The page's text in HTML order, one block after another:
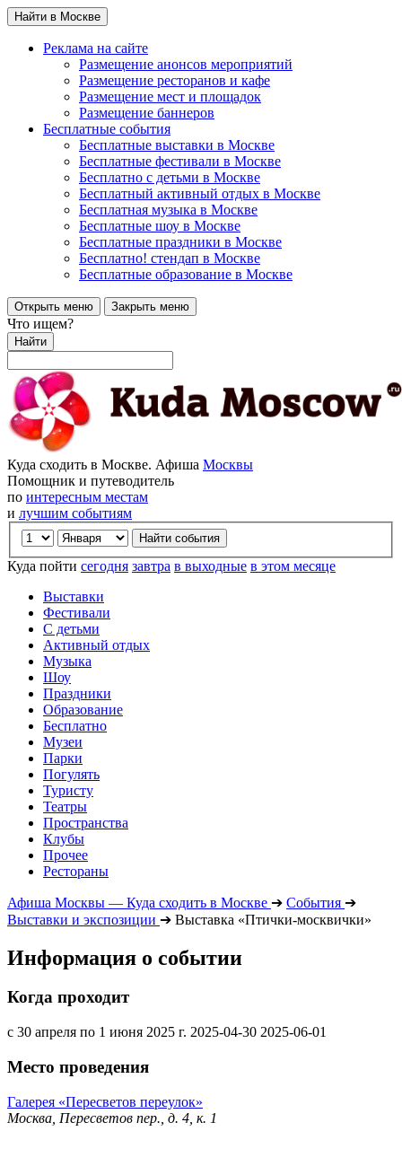
Найти в Москве
Реклама на сайте
Размещение анонсов мероприятий
Размещение ресторанов и кафе
Размещение мест и площадок
Размещение баннеров
Бесплатные события
Бесплатные выставки в Москве
Бесплатные фестивали в Москве
Бесплатно с детьми в Москве
Бесплатный активный отдых в Москве
Бесплатная музыка в Москве
Бесплатные шоу в Москве
Бесплатные праздники в Москве
Бесплатно! стендап в Москве
Бесплатные образование в Москве
Открыть меню Закрыть меню
Что ищем?
Найти
Куда сходить в Москве. Афиша Москвы
Помощник и путеводитель
по интересным местам
и лучшим событиям
Куда пойти сегодня завтра в выходные в этом месяце
Выставки
Фестивали
С детьми
Активный отдых
Музыка
Шоу
Праздники
Образование
Бесплатно
Музеи
Парки
Погулять
Туристу
Театры
Пространства
Клубы
Прочее
Рестораны
Афиша Москвы — Куда сходить в Москве ➔ События ➔
Выставки и экспозиции ➔ Выставка «Птички-москвички»
Информация о событии
Когда проходит
с 30 апреля по 1 июня 2025 г. 2025-04-30 2025-06-01
Место проведения
Галерея «Пересветов переулок»
Москва, Пересветов пер., д. 4, к. 1